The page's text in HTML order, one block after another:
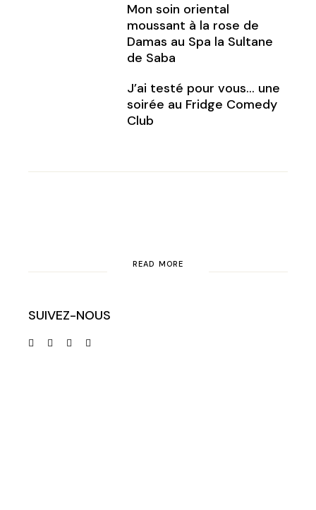
Mon soin oriental
moussant à la rose de
Damas au Spa la Sultane
de Saba
J’ai testé pour vous… une
soirée au Fridge Comedy
Club
READ MORE
SUIVEZ-NOUS